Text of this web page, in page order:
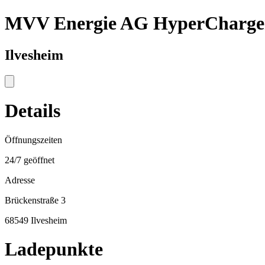
MVV Energie AG
Ilvesheim
Details
Öffnungszeiten
24/7 geöffnet
Adresse
Brückenstraße 3
68549 Ilvesheim
Ladepunkte